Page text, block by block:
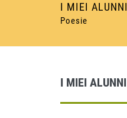
I MIEI ALUNNI
Poesie
I MIEI ALUNNI